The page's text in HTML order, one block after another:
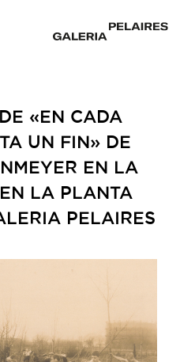
«EN CADA
UN FIN» DE
EN LA
LA PLANTA
PELAIRES